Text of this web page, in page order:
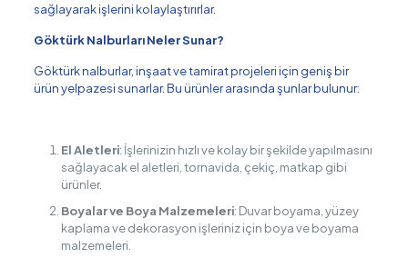
sağlayarak işlerini kolaylaştırırlar.
Göktürk Nalburları Neler Sunar?
Göktürk nalburlar, inşaat ve tamirat projeleri için geniş bir
ürün yelpazesi sunarlar. Bu ürünler arasında şunlar bulunur:
El Aletleri: İşlerinizin hızlı ve kolay bir şekilde yapılmasını
sağlayacak el aletleri, tornavida, çekiç, matkap gibi
ürünler.
Boyalar ve Boya Malzemeleri: Duvar boyama, yüzey
kaplama ve dekorasyon işleriniz için boya ve boyama
malzemeleri.